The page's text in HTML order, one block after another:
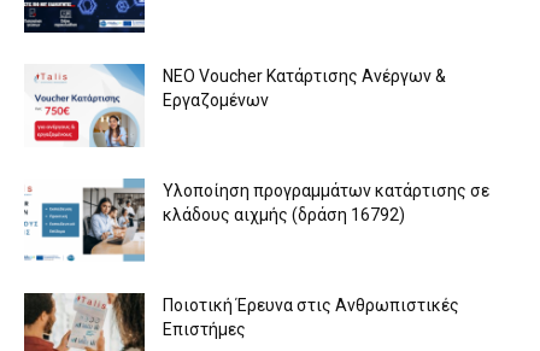
ΝΕΟ Voucher Κατάρτισης Ανέργων &
Εργαζομένων
Υλοποίηση προγραμμάτων κατάρτισης σε
κλάδους αιχμής (δράση 16792)
Ποιοτική Έρευνα στις Ανθρωπιστικές
Επιστήμες